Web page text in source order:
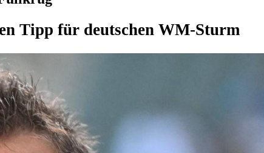
Tipp für deutschen WM-Sturm